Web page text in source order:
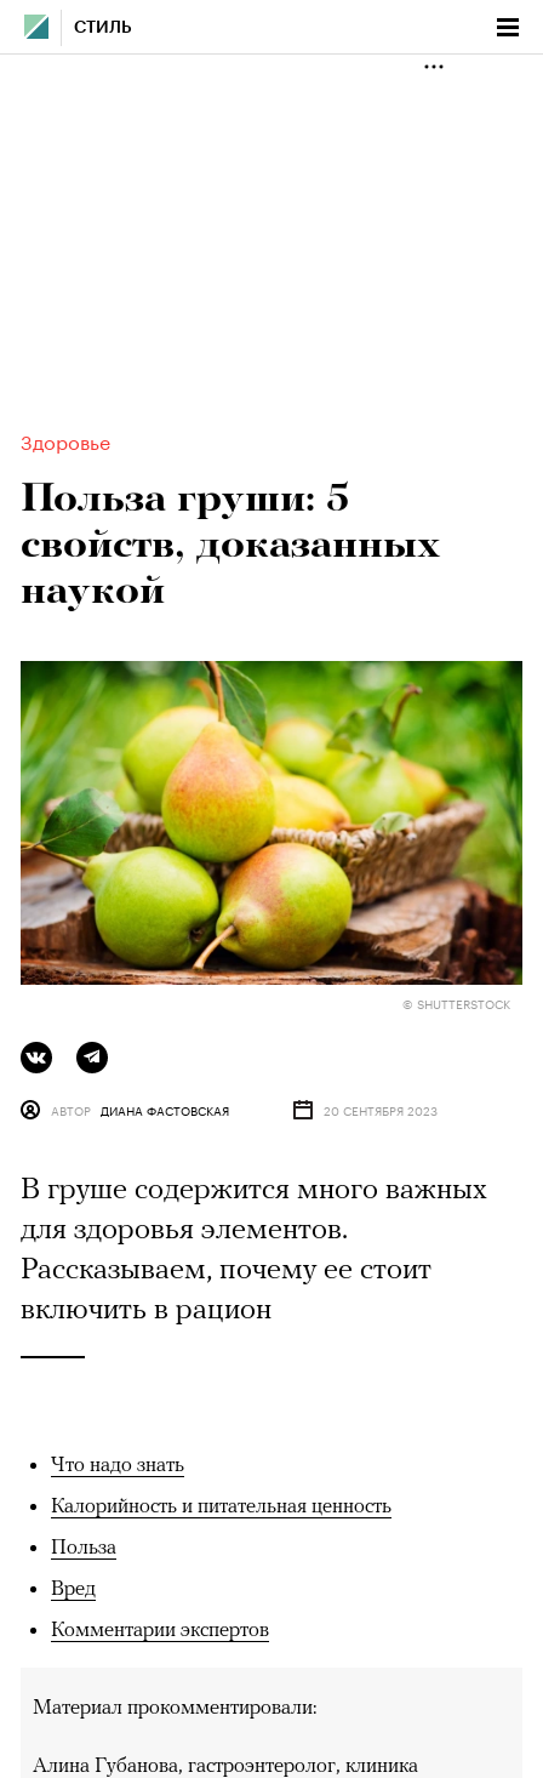
СТИЛЬ
Здоровье
Польза груши: 5
свойств, доказанных
наукой
© SHUTTERSTOCK
АВТОР ДИАНА ФАСТОВСКАЯ 20 СЕНТЯБРЯ 2023
В груше содержится много важных
для здоровья элементов.
Рассказываем, почему ее стоит
включить в рацион
Что надо знать
Калорийность и питательная ценность
Польза
Вред
Комментарии экспертов
Материал прокомментировали:
Алина Губанова, гастроэнтеролог, клиника